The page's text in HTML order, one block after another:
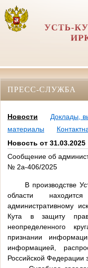
УСТЬ-
ПРЕСС-СЛУЖБА
Новости
Доклады,
материалы
Новость от 31.03.2025
Сообщение об
№ 2а-406/2025
В производстве
области
административному
Кута в защиту
неопределенного
признании
информацией,
Российской Федерации